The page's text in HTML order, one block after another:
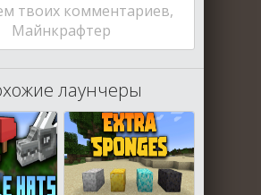
твоих комментариев,
Майнкрафтер
лаунчеры